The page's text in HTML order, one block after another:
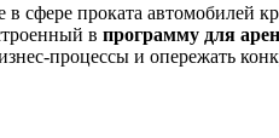
в сфере проката автомобилей
в программу для
процессы и опережать